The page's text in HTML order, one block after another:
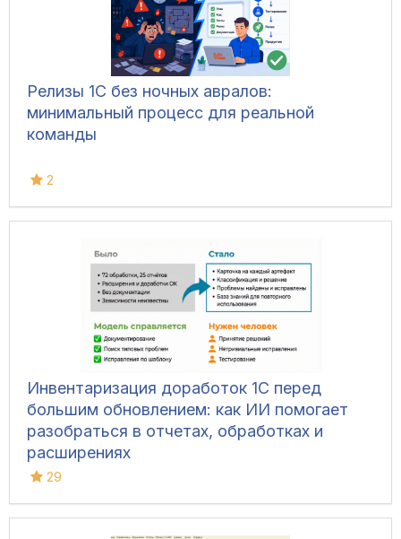
Релизы 1С без ночных авралов:
минимальный процесс для реальной
команды
2
Инвентаризация доработок 1С перед
большим обновлением: как ИИ помогает
разобраться в отчетах, обработках и
расширениях
29